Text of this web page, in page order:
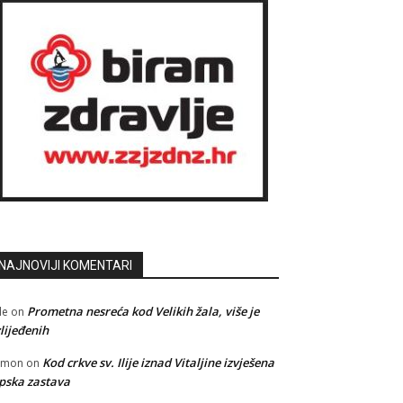
NAJNOVIJI KOMENTARI
on Prometna nesreća kod Velikih žala, više je
on Kod crkve sv. Ilije iznad Vitaljine izvješena
zastava